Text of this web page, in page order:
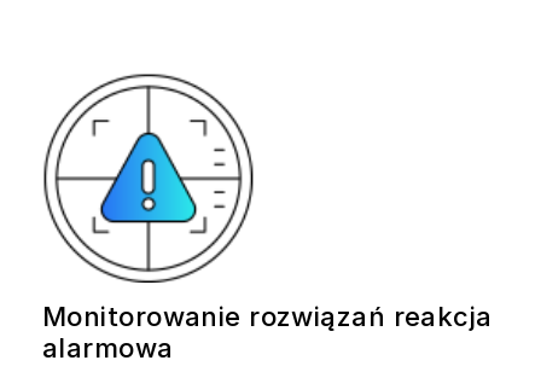
Monitorowanie rozwiązań reakcja
alarmowa